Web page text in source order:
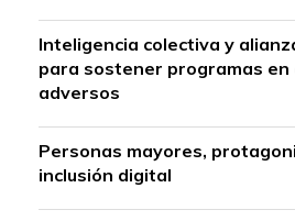
Inteligencia colectiva y
para sostener programas
adversos
Personas mayores,
inclusión digital